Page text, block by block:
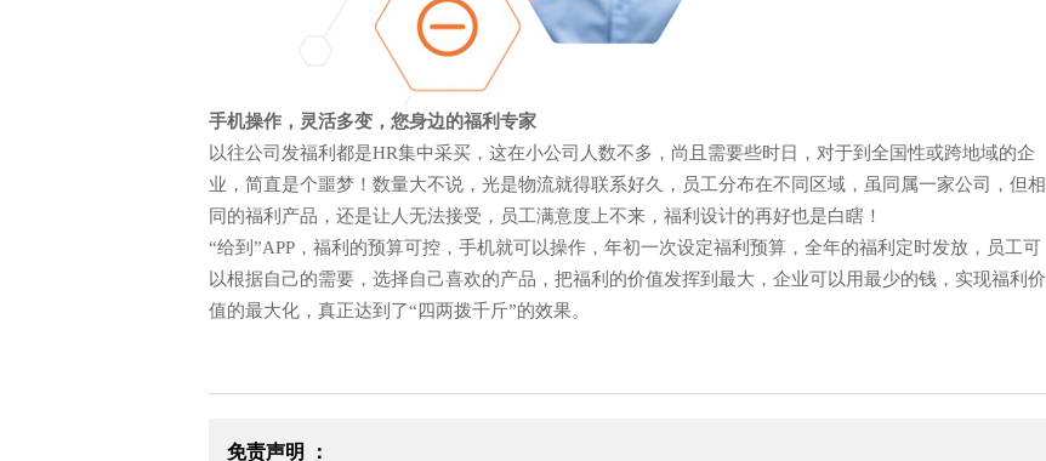
手机操作，灵活多变，您身边的福利专家
以往公司发福利都是HR集中采买，这在小公司人数不多，尚且需要些时日，对于到全国性或跨地域的企
业，简直是个噩梦！数量大不说，光是物流就得联系好久，员工分布在不同区域，虽同属一家公司，但相
同的福利产品，还是让人无法接受，员工满意度上不来，福利设计的再好也是白瞎！
“给到”APP，福利的预算可控，手机就可以操作，年初一次设定福利预算，全年的福利定时发放，员工可
以根据自己的需要，选择自己喜欢的产品，把福利的价值发挥到最大，企业可以用最少的钱，实现福利价
值的最大化，真正达到了“四两拨千斤”的效果。
免责声明 ：